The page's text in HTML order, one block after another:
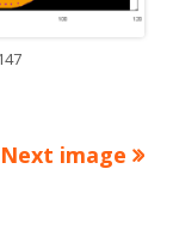
Next image